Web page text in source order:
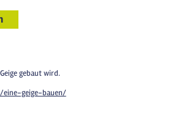
gebaut wird.
eine-geige-bauen/